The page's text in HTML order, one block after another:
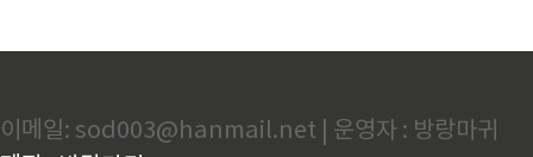
이메일: sod003@hanmail.net | 운영자 : 방랑마귀